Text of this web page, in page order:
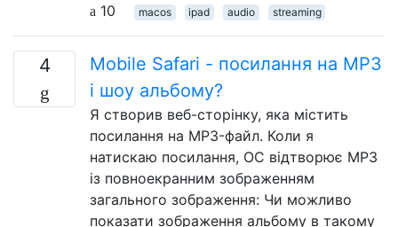
10
macos ipad audio streaming
4
Mobile Safari - посилання на MP3
і шоу альбому?
Я створив веб-сторінку, яка містить
посилання на MP3-файл. Коли я
натискаю посилання, ОС відтворює MP3
із повноекранним зображенням
загального зображення: Чи можливо
показати зображення альбому в такому